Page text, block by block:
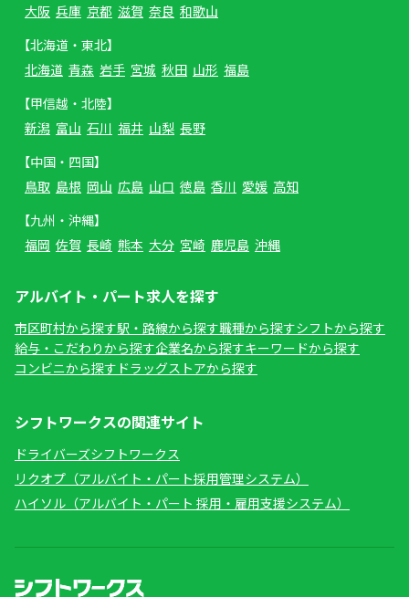
大阪 兵庫 京都 滋賀 奈良 和歌山
【北海道・東北】
北海道 青森 岩手 宮城 秋田 山形 福島
【甲信越・北陸】
新潟 富山 石川 福井 山梨 長野
【中国・四国】
鳥取 島根 岡山 広島 山口 徳島 香川 愛媛 高知
【九州・沖縄】
福岡 佐賀 長崎 熊本 大分 宮崎 鹿児島 沖縄
アルバイト・パート求人を探す
市区町村から探す駅・路線から探す職種から探すシフトから探す
給与・こだわりから探す企業名から探すキーワードから探す
コンビニから探す ドラッグストアから探す
シフトワークスの関連サイト
ドライバーズシフトワークス
リクオプ（アルバイト・パート採用管理システム）
ハイソル（アルバイト・パート 採用・雇用支援システム）